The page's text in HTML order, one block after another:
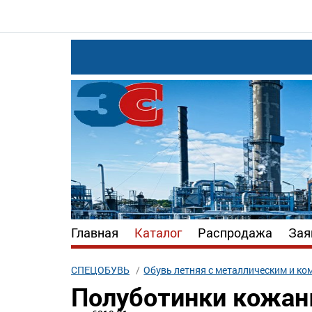
Главная Каталог Распродажа
СПЕЦОБУВЬ Обувь летняя с металлическим и
Полуботинки